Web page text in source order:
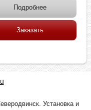
Подробнее
Заказать
Установка и